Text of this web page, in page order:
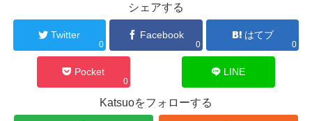
シェアする
Twitter
0
Facebook
0
はてブ
0
Pocket
0
LINE
Katsuoをフォローする